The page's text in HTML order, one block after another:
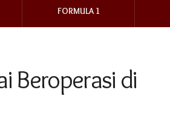
FORMULA 1
Beroperasi di